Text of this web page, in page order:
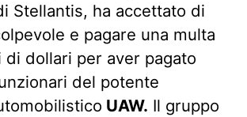
Stellantis, ha accettato di
e pagare una multa
dollari per aver pagato
del potente
UAW. Il gruppo